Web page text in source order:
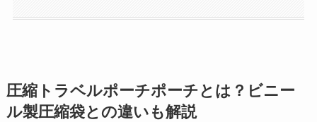
圧縮トラベルポーチポーチとは？ビニー
ル製圧縮袋との違いも解説